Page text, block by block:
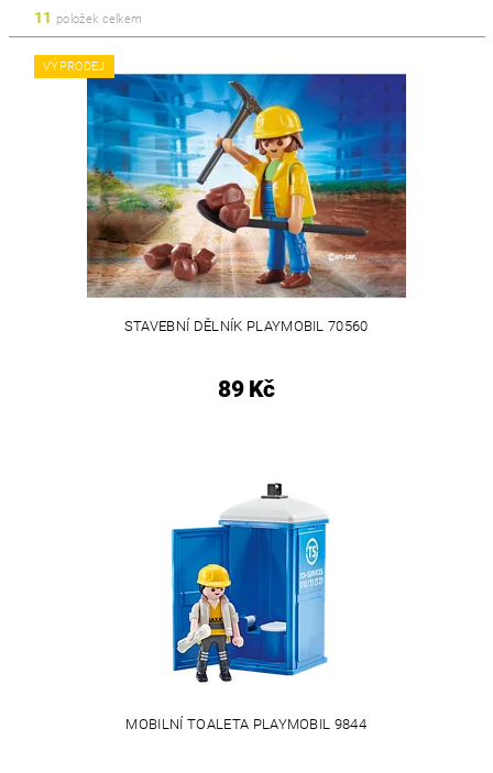
11 položek celkem
VÝPRODEJ
STAVEBNÍ DĚLNÍK PLAYMOBIL 70560
89 Kč
MOBILNÍ TOALETA PLAYMOBIL 9844